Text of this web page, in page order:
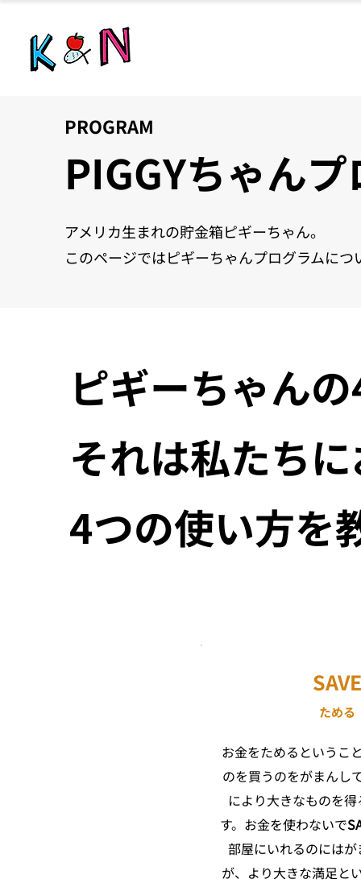
PROGRAM
PIGGYちゃん
アメリカ生まれの貯金箱ピギーちゃん。
このページではピギーちゃんプログラムに
ピギーちゃん
それは私たち
​4つの使い方を
SAVE
ためる
お金をためるというこ
のを買うのをがまんし
により大きなものを
す。お金を使わないで
部屋にいれるのには
が、より大きな満足と